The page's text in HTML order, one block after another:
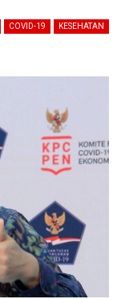
COVID-19 KESEHATAN